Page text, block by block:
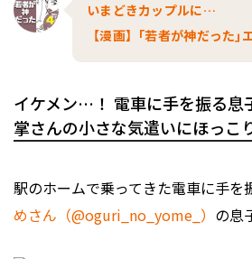
いまどきカップルに…
【漫画】｢若者が神だった｣
イケメン…！ 電車に手を振る息
掌さんの小さな気遣いにほっこ
駅のホームで乗ってきた電車に手を
めさん（@oguri_no_yome_） の息